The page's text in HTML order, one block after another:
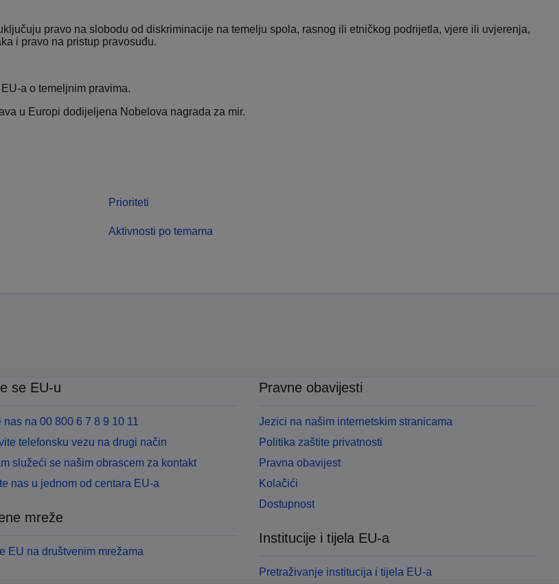
pravo na slobodu od diskriminacije na temelju spola, rasnog ili etničkog podrijetla, vjere ili uvjerenja,
i pravo na pristup pravosuđu.
a o temeljnim pravima.
u Europi dodijeljena Nobelova nagrada za mir.
Prioriteti
Aktivnosti po temama
se EU-u
nas na 00 800 6 7 8 9 10 11
telefonsku vezu na drugi način
služeći se našim obrascem za kontakt
nas u jednom od centara EU-a
mreže
EU na društvenim mrežama
Pravne obavijesti
Jezici na našim internetskim stranicama
Politika zaštite privatnosti
Pravna obavijest
Kolačići
Dostupnost
Institucije i tijela EU-a
Pretraživanje institucija i tijela EU-a